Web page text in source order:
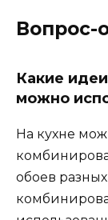
Вопрос-
Какие
можно
На кухне
обоев